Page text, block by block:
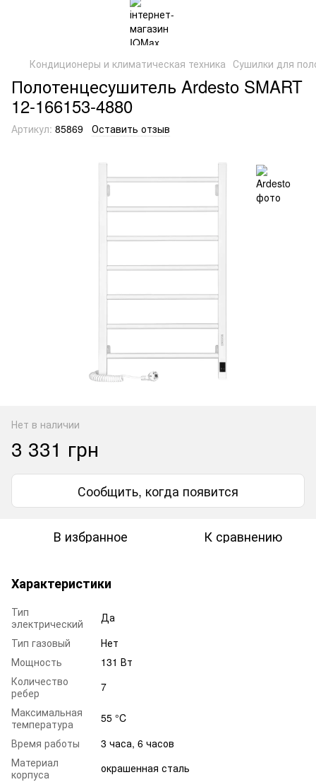
Кондиционеры и климатическая техника Сушилки для
Полотенцесушитель Ardesto SMART
12-166153-4880
Артикул: 85869 Оставить отзыв
Нет в наличии
3 331 грн
Сообщить, когда появится
В избранное К сравнению
Характеристики
Тип
электрический
Да
Тип газовый
Нет
Мощность
131 Вт
Количество
ребер
7
Максимальная
температура
55 °C
Время работы
3 часа, 6 часов
Материал
корпуса
окрашенная сталь